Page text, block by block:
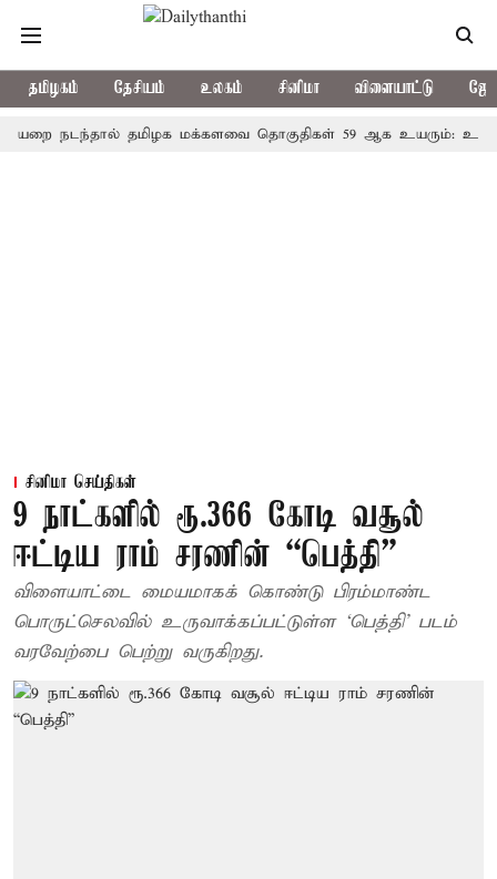
தமிழகம் தேசியம் உலகம் சினிமா விளையாட்டு
நடந்தால் தமிழக மக்களவை தொகுதிகள் 59 ஆக உயரும்: உத்தேச
சினிமா செய்திகள்
9 நாட்களில் ரூ.366 கோடி வசூல்
ஈட்டிய ராம் சரணின் “பெத்தி”
விளையாட்டை மையமாகக் கொண்டு பிரம்மாண்ட
பொருட்செலவில் உருவாக்கப்பட்டுள்ள ‘பெத்தி’ படம்
வரவேற்பை பெற்று வருகிறது.